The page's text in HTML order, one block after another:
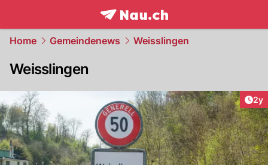
frontpage.NAU.ch
Home Gemeindenews Weisslingen
Weisslingen
2y